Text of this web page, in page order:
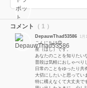
コメント （ 1 ）
DepauwThad53586 1月
こんにちは😊
星（ほし）です。
あなたのことを知りたい
普段は気軽におしゃべり
日常のことをゆったり共
大切にしたいと思ってい
特に構えなくて大丈夫で